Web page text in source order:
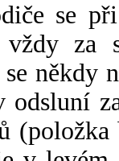
se
za
se někdy